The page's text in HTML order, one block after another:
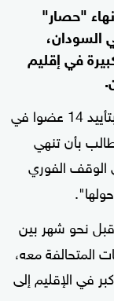
"حصار"
السودان،
في إقليم
بتأييد 14 عضوا في
بأن تنهي
الوقف الفوري
قبل نحو شهر بين
المتحالفة معه،
في الإقليم إلى